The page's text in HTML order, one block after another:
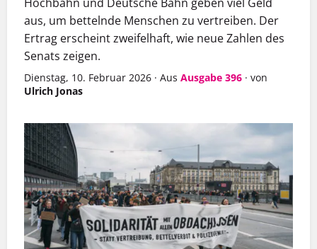
aus, um bettelnde Menschen zu vertreiben. Der
Ertrag erscheint zweifelhaft, wie neue Zahlen des
Senats zeigen.
Dienstag, 10. Februar 2026 · Aus Ausgabe 396 · von
Ulrich Jonas